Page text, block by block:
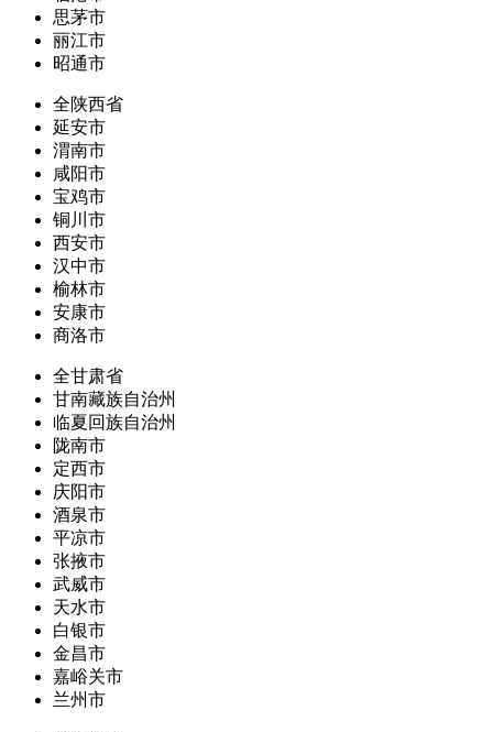
思茅市
丽江市
昭通市
全陕西省
延安市
渭南市
咸阳市
宝鸡市
铜川市
西安市
汉中市
榆林市
安康市
商洛市
全甘肃省
甘南藏族自治州
临夏回族自治州
陇南市
定西市
庆阳市
酒泉市
平凉市
张掖市
武威市
天水市
白银市
金昌市
嘉峪关市
兰州市